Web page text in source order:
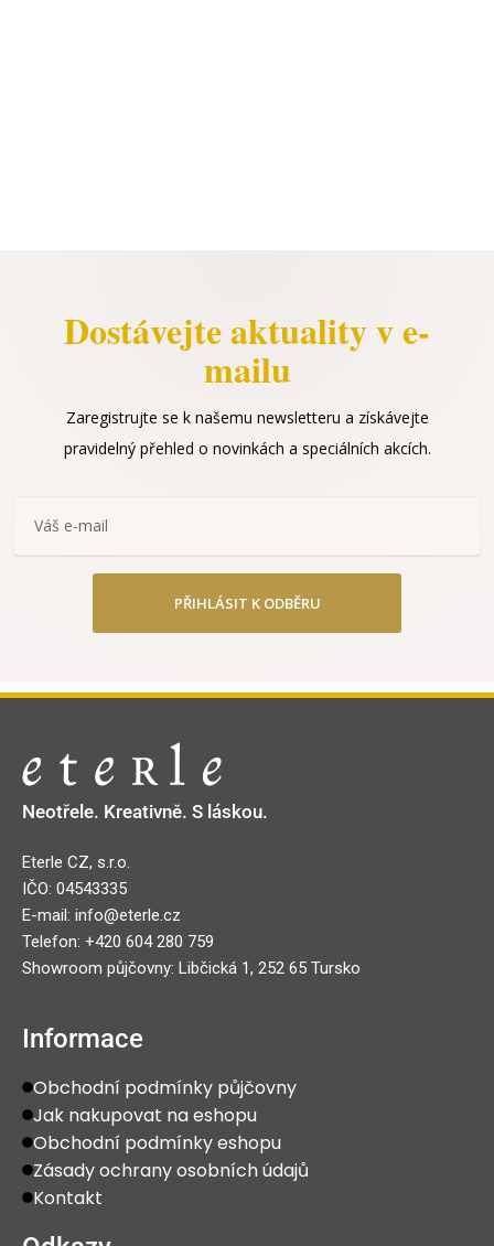
Dostávejte aktuality v e-
mailu
Zaregistrujte se k našemu newsletteru a získávejte
pravidelný přehled o novinkách a speciálních akcích.
PŘIHLÁSIT K ODBĚRU
Neotřele. Kreativně. S láskou.
Eterle CZ, s.r.o.
IČO: 04543335
E-mail: info@eterle.cz
Telefon: +420 604 280 759
Showroom půjčovny: Libčická 1, 252 65 Tursko
Informace
Obchodní podmínky půjčovny
Jak nakupovat na eshopu
Obchodní podmínky eshopu
Zásady ochrany osobních údajů
Kontakt